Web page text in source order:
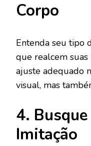
Corpo
Entenda seu tipo
que realcem suas
ajuste adequado
visual, mas
4.
Imitação